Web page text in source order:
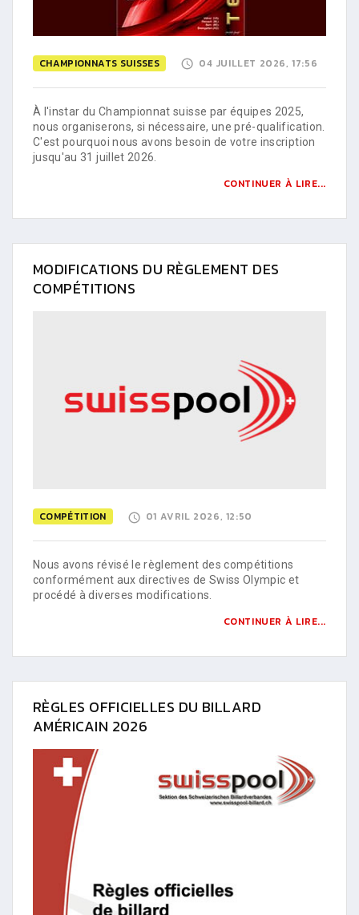
CHAMPIONNATS SUISSES 04 JUILLET 2026, 17:56
À l'instar du Championnat suisse par équipes 2025,
nous organiserons, si nécessaire, une pré-qualification.
C'est pourquoi nous avons besoin de votre inscription
jusqu'au 31 juillet 2026.
CONTINUER À LIRE...
MODIFICATIONS DU RÈGLEMENT DES
COMPÉTITIONS
COMPÉTITION 01 AVRIL 2026, 12:50
Nous avons révisé le règlement des compétitions
conformément aux directives de Swiss Olympic et
procédé à diverses modifications.
CONTINUER À LIRE...
RÈGLES OFFICIELLES DU BILLARD
AMÉRICAIN 2026